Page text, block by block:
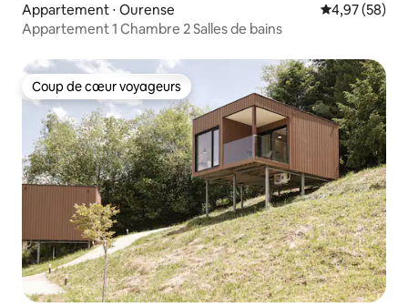
Appartement ⋅ Ourense Évaluation
4,97 (58)
Appartement 1 Chambre 2 Salles de bains
Coup de cœur voyageurs
Coup de cœur voyageurs